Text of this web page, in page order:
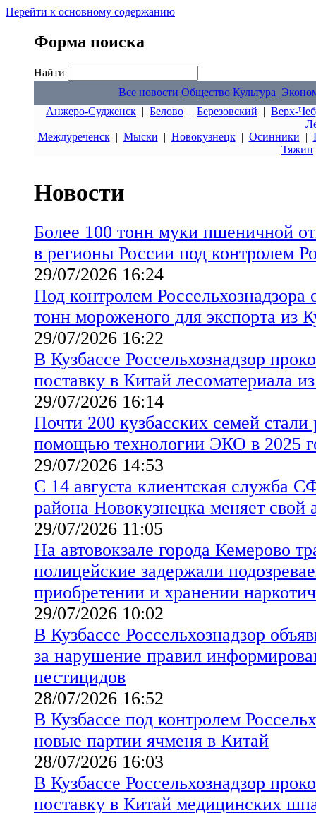
Перейти к основному содержанию
Форма поиска
Найти
Все новости Общество Культура
Анжеро-Судженск | Белово | Березовский | Верх-
Междуреченск| Мыски | Новокузнецк| Осинники |
Тяжин
Новости
Более 100 тонн муки пшеничной
в регионы России под контролем
29/07/2026 16:24
Под контролем Россельхознадзора
тонн мороженого для экспорта из
29/07/2026 16:22
В Кузбассе Россельхознадзор
поставку в Китай лесоматериала
29/07/2026 16:14
Почти 200 кузбасских семей стали
помощью технологии ЭКО в 2025
29/07/2026 14:53
С 14 августа клиентская служба
района Новокузнецка меняет свой
29/07/2026 11:05
На автовокзале города Кемерово
полицейские задержали
приобретении и хранении
29/07/2026 10:02
В Кузбассе Россельхознадзор
за нарушение правил
пестицидов
28/07/2026 16:52
В Кузбассе под контролем
новые партии ячменя в Китай
28/07/2026 16:03
В Кузбассе Россельхознадзор
поставку в Китай медицинских